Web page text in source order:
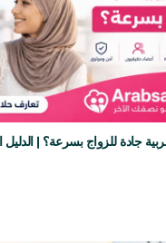
جادة للزواج بسرعة؟ | الدليل